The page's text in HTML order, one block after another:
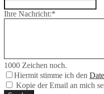
Ihre Nachricht:*
1000 Zeichen noch.
Hiermit stimme ich den
Kopie der Email an mich